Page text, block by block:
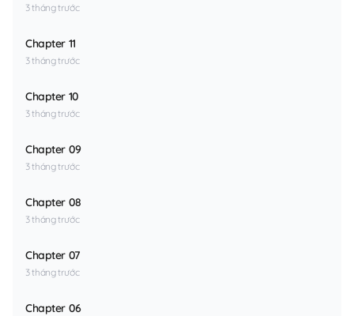
3 tháng trước
Chapter 11
3 tháng trước
Chapter 10
3 tháng trước
Chapter 09
3 tháng trước
Chapter 08
3 tháng trước
Chapter 07
3 tháng trước
Chapter 06